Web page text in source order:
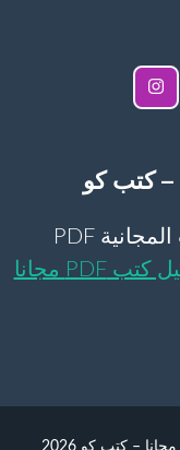
موقع كتب كو لـ تحميل الكتب المجانية PDF
تحميل كتب PDF مجانا